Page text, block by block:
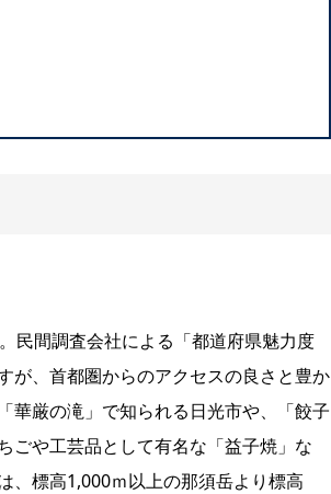
民間調査会社による「都道府県魅力度
が、首都圏からのアクセスの良さと豊か
「華厳の滝」で知られる日光市や、「餃子
ごや工芸品として有名な「益子焼」な
、標高1,000ｍ以上の那須岳より標高